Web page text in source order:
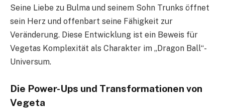
Seine Liebe zu Bulma und seinem Sohn Trunks öffnet
sein Herz und offenbart seine Fähigkeit zur
Veränderung. Diese Entwicklung ist ein Beweis für
Vegetas Komplexität als Charakter im „Dragon Ball“-
Universum.
Die Power-Ups und Transformationen von
Vegeta